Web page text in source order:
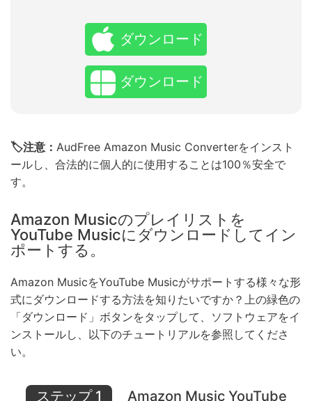
ダウンロード
ダウンロード
🏷注意： AudFree Amazon Music Converterをインスト
ールし、合法的に個人的に使用することは100％安全で
す。
Amazon Musicのプレイリストを
YouTube Musicにダウンロードしてイン
ポートする。
Amazon MusicをYouTube Musicがサポートする様々な形
式にダウンロードする方法を知りたいですか？上の緑色の
「ダウンロード」ボタンをタップして、ソフトウェアをイ
ンストールし、以下のチュートリアルを参照してくださ
い。
ステップ 1 Amazon Music YouTube